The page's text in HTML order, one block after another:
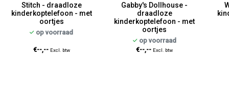
Stitch - draadloze
kinderkoptelefoon - met
oortjes
op voorraad
€--,-- Excl. btw
Gabby's Dollhouse -
draadloze
kinderkoptelefoon - met
oortjes
op voorraad
€--,-- Excl. btw